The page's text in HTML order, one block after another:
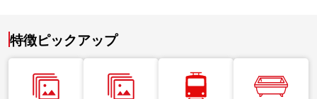
特徴ピックアップ